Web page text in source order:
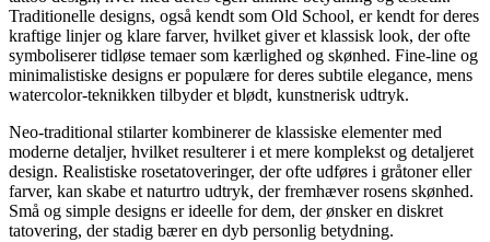
Traditionelle designs, også kendt som Old School, er kendt for deres
kraftige linjer og klare farver, hvilket giver et klassisk look, der ofte
symboliserer tidløse temaer som kærlighed og skønhed. Fine-line og
minimalistiske designs er populære for deres subtile elegance, mens
watercolor-teknikken tilbyder et blødt, kunstnerisk udtryk.
Neo-traditional stilarter kombinerer de klassiske elementer med
moderne detaljer, hvilket resulterer i et mere komplekst og detaljeret
design. Realistiske rosetatoveringer, der ofte udføres i gråtoner eller
farver, kan skabe et naturtro udtryk, der fremhæver rosens skønhed.
Små og simple designs er ideelle for dem, der ønsker en diskret
tatovering, der stadig bærer en dyb personlig betydning.